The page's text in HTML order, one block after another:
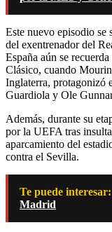
Este nuevo episodio se
del exentrenador del
España aún se
Clásico, cuando
Inglaterra, protagonizó
Guardiola y Ole
Además, durante su
por la UEFA tras
aparcamiento del
contra el Sevilla.
Te puede interesar:
Madrid